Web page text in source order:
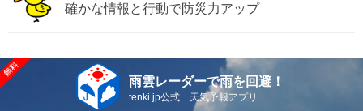
確かな情報と行動で防災力アップ
雨雲レーダーで雨を回避！
tenki.jp公式 天気予報アプリ